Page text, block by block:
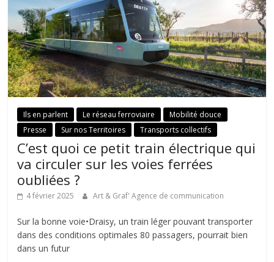
Ils en parlent Le réseau ferroviaire
Mobilité douce
Presse
Sur nos Territoires Transports collectifs
C’est quoi ce petit train électrique qui
va circuler sur les voies ferrées
oubliées ?
4 février 2025 Art & Graf' Agence de communication
Sur la bonne voie•Draisy, un train léger pouvant transporter
dans des conditions optimales 80 passagers, pourrait bien
dans un futur